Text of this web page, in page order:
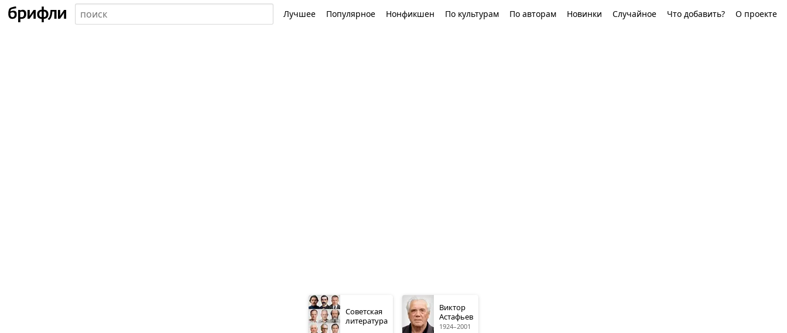
Лучшее Популярное Нонфикшен По культурам По авторам Новинки Случайное Что добавить? О проекте
Советская
литература
Виктор
Астафьев
1924–2001